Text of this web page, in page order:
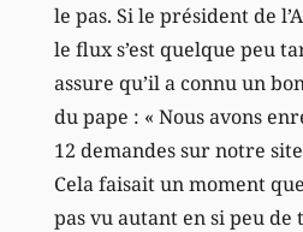
le pas. Si le président de
le flux s’est quelque peu
assure qu’il a connu un
du pape : « Nous avons
12 demandes sur notre
Cela faisait un moment
pas vu autant en si peu de